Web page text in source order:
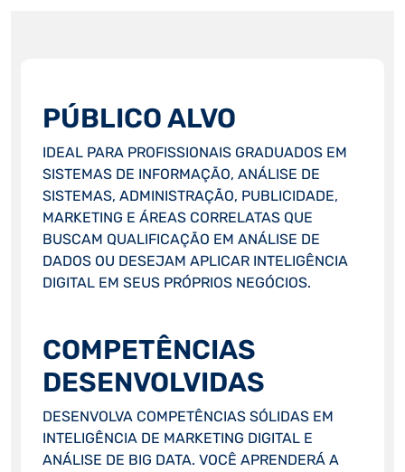
PÚBLICO ALVO
IDEAL PARA PROFISSIONAIS GRADUADOS EM
SISTEMAS DE INFORMAÇÃO, ANÁLISE DE
SISTEMAS, ADMINISTRAÇÃO, PUBLICIDADE,
MARKETING E ÁREAS CORRELATAS QUE
BUSCAM QUALIFICAÇÃO EM ANÁLISE DE
DADOS OU DESEJAM APLICAR INTELIGÊNCIA
DIGITAL EM SEUS PRÓPRIOS NEGÓCIOS.
COMPETÊNCIAS
DESENVOLVIDAS
DESENVOLVA COMPETÊNCIAS SÓLIDAS EM
INTELIGÊNCIA DE MARKETING DIGITAL E
ANÁLISE DE BIG DATA. VOCÊ APRENDERÁ A